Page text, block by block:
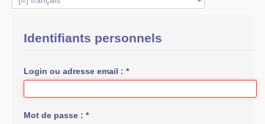
Les antennes
Espace membres
Identifiants personnels
Login ou adresse email : *
Mot de passe : *